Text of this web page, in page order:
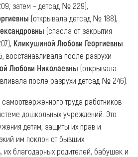
затем – детсад № 229),
(открывала детсад № 188),
(спасла от закрытия
Кликушиной Любови Георгиевны
восстанавливала после разрухи
Любови Николаевны (открывала
после разрухи детсад № 246).
труда работников
дошкольных учреждений. Это
детям, защиты их прав и
им поклон от бывших
их благодарных родителей, бабушек и